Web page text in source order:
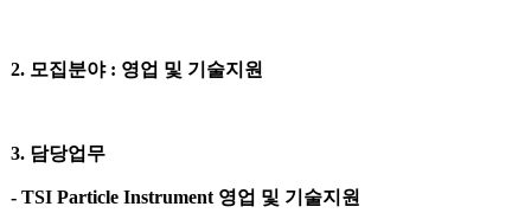
2. 모집분야 : 영업 및 기술지원
3. 담당업무
- TSI Particle Instrument 영업 및 기술지원